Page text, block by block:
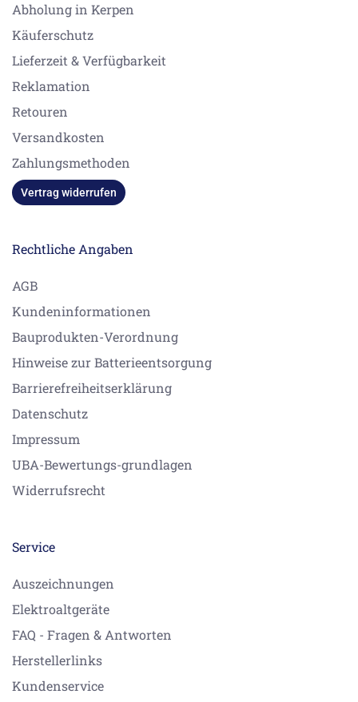
Abholung in Kerpen
Käuferschutz
Lieferzeit & Verfügbarkeit
Reklamation
Retouren
Versandkosten
Zahlungsmethoden
Vertrag widerrufen
Rechtliche Angaben
AGB
Kundeninformationen
Bauprodukten-Verordnung
Hinweise zur Batterieentsorgung
Barrierefreiheitserklärung
Datenschutz
Impressum
UBA-Bewertungs-grundlagen
Widerrufsrecht
Service
Auszeichnungen
Elektroaltgeräte
FAQ - Fragen & Antworten
Herstellerlinks
Kundenservice